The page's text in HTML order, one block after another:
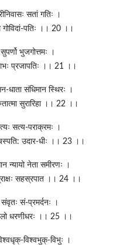
सतां गतिः ।
गोविदां-पतिः ।। 20 ।।
भुजगोत्तमः ।
प्रजापतिः ।। 21 ।।
धाता संधिमान स्थिरः ।
सुरारिहा ।। 22 ।।
सत्य-पराक्रमः ।
उदार-धीः ।। 23 ।।
न्यायो नेता समीरणः ।
सहस्रपात ।। 24 ।।
संवृतः सं-प्रमर्दनः ।
धरणीधरः ।। 25 ।।
विश्वभुक्-विभुः ।